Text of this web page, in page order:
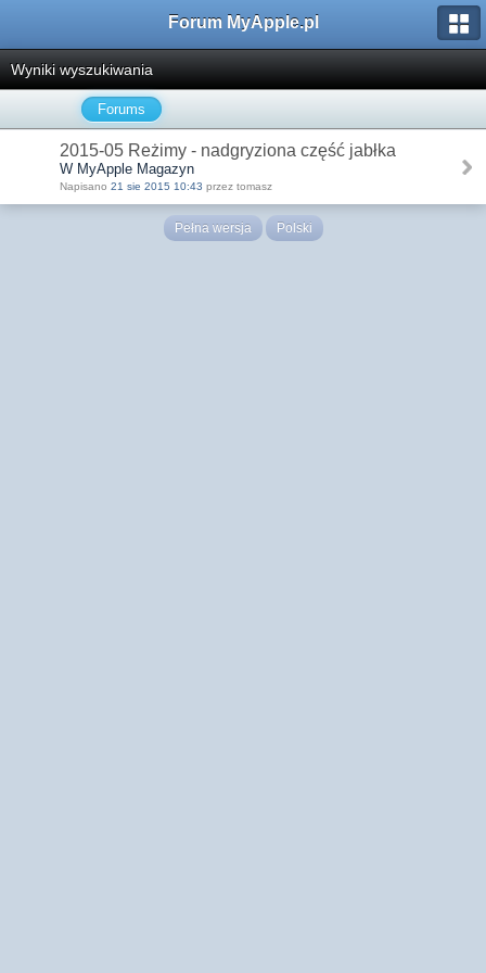
Forum MyApple.pl
Wyniki wyszukiwania
Forums
2015-05 Reżimy - nadgryziona część jabłka
W MyApple Magazyn
Napisano 21 sie 2015 10:43 przez tomasz
Pełna wersja Polski